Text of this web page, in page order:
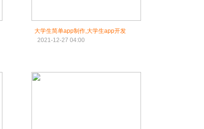
大学生简单app制作,大学生app开发
2021-12-27 04:00